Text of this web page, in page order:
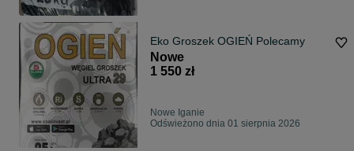
Eko Groszek OGIEŃ Polecamy
Nowe
1 550 zł
Nowe Iganie
Odświeżono dnia 01 sierpnia 2026